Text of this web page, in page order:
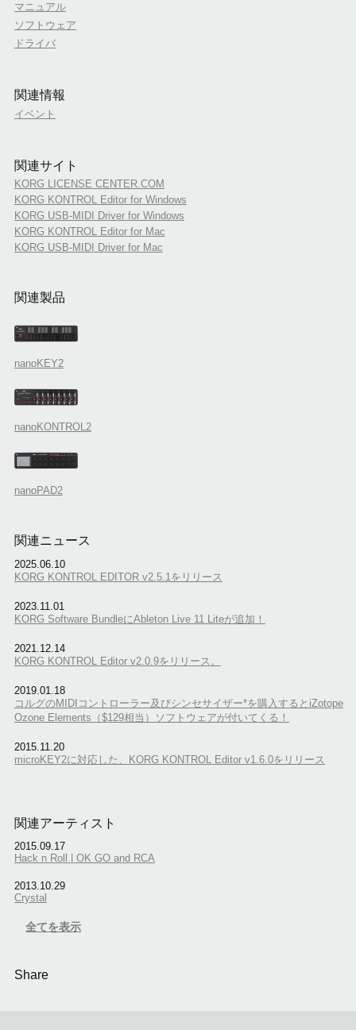
マニュアル
ソフトウェア
ドライバ
関連情報
イベント
関連サイト
KORG LICENSE CENTER.COM
KORG KONTROL Editor for Windows
KORG USB-MIDI Driver for Windows
KORG KONTROL Editor for Mac
KORG USB-MIDI Driver for Mac
関連製品
nanoKEY2
nanoKONTROL2
nanoPAD2
関連ニュース
2025.06.10
KORG KONTROL EDITOR v2.5.1をリリース
2023.11.01
KORG Software BundleにAbleton Live 11 Liteが追加！
2021.12.14
KORG KONTROL Editor v2.0.9をリリース。
2019.01.18
コルグのMIDIコントローラー及びシンセサイザー*を購入するとiZotope
Ozone Elements（$129相当）ソフトウェアが付いてくる！
2015.11.20
microKEY2に対応した、KORG KONTROL Editor v1.6.0をリリース
関連アーティスト
2015.09.17
Hack n Roll | OK GO and RCA
2013.10.29
Crystal
全てを表示
Share